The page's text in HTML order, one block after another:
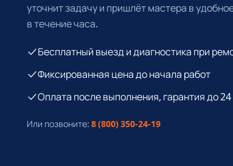
уточнит задачу и пришлёт мастера в
в течение часа.
Бесплатный выезд и диагностика при
Фиксированная цена до начала работ
Оплата после выполнения, гарантия до
Или позвоните: 8 (800) 350-24-19